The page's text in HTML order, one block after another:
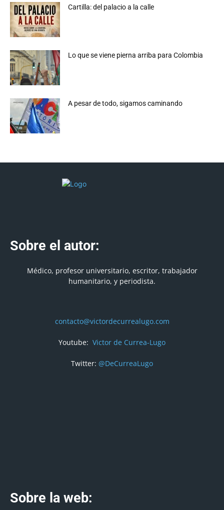
Cartilla: del palacio a la calle
Lo que se viene pierna arriba para Colombia
A pesar de todo, sigamos caminando
Sobre el autor:
Médico, profesor universitario, escritor, trabajador
humanitario, y periodista.
contacto@victordecurrealugo.com
Youtube: Victor de Currea-Lugo
Twitter: @DeCurreaLugo
Sobre la web: